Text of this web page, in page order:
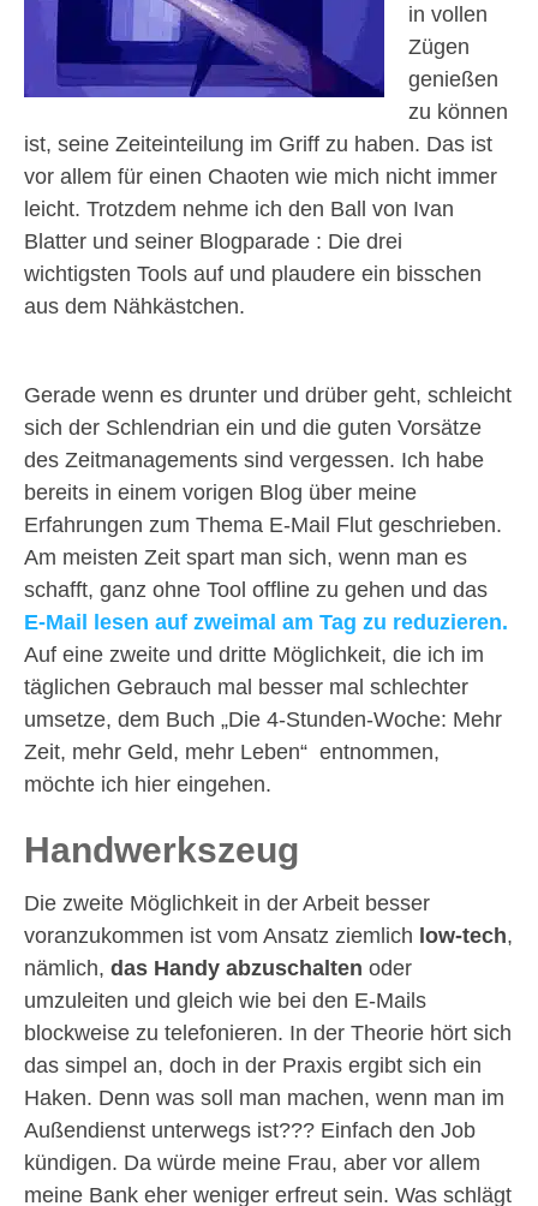
in vollen
Zügen
genießen
zu können
ist, seine Zeiteinteilung im Griff zu haben. Das ist
vor allem für einen Chaoten wie mich nicht immer
leicht. Trotzdem nehme ich den Ball von Ivan
Blatter und seiner Blogparade : Die drei
wichtigsten Tools auf und plaudere ein bisschen
aus dem Nähkästchen.
Gerade wenn es drunter und drüber geht, schleicht
sich der Schlendrian ein und die guten Vorsätze
des Zeitmanagements sind vergessen. Ich habe
bereits in einem vorigen Blog über meine
Erfahrungen zum Thema E-Mail Flut geschrieben.
Am meisten Zeit spart man sich, wenn man es
schafft, ganz ohne Tool offline zu gehen und das
E-Mail lesen auf zweimal am Tag zu reduzieren.
Auf eine zweite und dritte Möglichkeit, die ich im
täglichen Gebrauch mal besser mal schlechter
umsetze, dem Buch „Die 4-Stunden-Woche: Mehr
Zeit, mehr Geld, mehr Leben“ entnommen,
möchte ich hier eingehen.
Handwerkszeug
Die zweite Möglichkeit in der Arbeit besser
voranzukommen ist vom Ansatz ziemlich low-tech,
nämlich, das Handy abzuschalten oder
umzuleiten und gleich wie bei den E-Mails
blockweise zu telefonieren. In der Theorie hört sich
das simpel an, doch in der Praxis ergibt sich ein
Haken. Denn was soll man machen, wenn man im
Außendienst unterwegs ist??? Einfach den Job
kündigen. Da würde meine Frau, aber vor allem
meine Bank eher weniger erfreut sein. Was schlägt